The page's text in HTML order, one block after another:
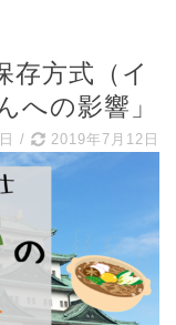
存方式（イ
への影響」
/ 2019年7月12日